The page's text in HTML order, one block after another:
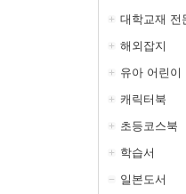
대학교재 전
해외잡지
유아 어린이
캐릭터북
초등코스북
학습서
일본도서